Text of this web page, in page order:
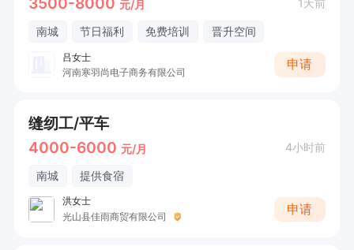
元/月
南城 节日福利 免费培训 晋升空间
吕女士
河南寒羽尚电子商务有限公司
申请
缝纫工/平车
4000-6000 元/月 4小时前
南城 提供食宿
洪女士
光山县佳雨商贸有限公司
申请